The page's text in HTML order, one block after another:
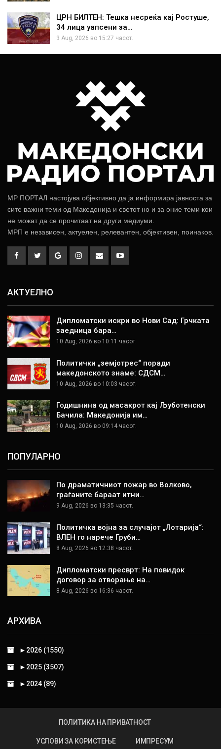
ЦРН БИЛТЕН: Тешка несреќа кај Ростуше,
34 лица уапсени за…
3 Aug, 2026 во 15:27 часот.
МР ПОРТАЛ настојува објективно да ја информира јавноста за
сите важни теми од Македонија и светот но и за оние теми кои
не можат да се прочитаат на други медиуми.
МРП е независен, актуелен, релевантен, објективен, поинаков.
АКТУЕЛНО
Дипломатски искри во Нови Сад: Грчката
заедница бара…
10 Aug, 2026 во 10:11 часот.
Политички „земјотрес“ поради
македонското знаме: СДСМ…
10 Aug, 2026 во 10:03 часот.
Годишнина од масакрот кај Љуботенски
Бачила: Македонија им…
10 Aug, 2026 во 09:14 часот.
ПОПУЛАРНО
По драматичниот пожар во Волково,
граѓаните бараат итни…
9 Aug, 2026 во 13:35 часот.
Политичка војна за случајот „Лотарија“:
ВЛЕН го нарече Груби…
8 Aug, 2026 во 12:38 часот.
Дипломатски пресврт: На повидок
договор за отворање на…
8 Aug, 2026 во 16:36 часот.
АРХИВА
► 2026 (1550)
► 2025 (3507)
► 2024 (89)
ПОЛИТИКА НА ПРИВАТНОСТ
УСЛОВИ ЗА КОРИСТЕЊЕ ИМПРЕСУМ